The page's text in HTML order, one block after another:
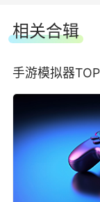
相关合辑
手游模拟器